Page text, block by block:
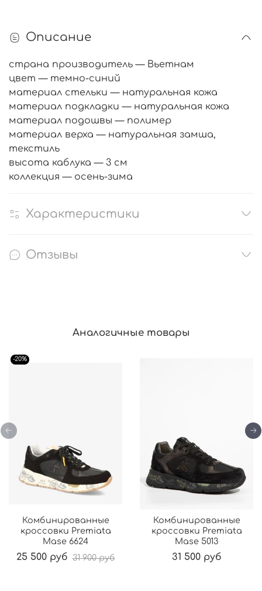
Описание
страна производитель — Вьетнам
цвет — темно-синий
материал стельки — натуральная кожа
материал подкладки — натуральная кожа
материал подошвы — полимер
материал верха — натуральная замша,
текстиль
высота каблука — 3 см
коллекция — осень-зима
Характеристики
Отзывы
Аналогичные товары
-20%
Комбинированные
кроссовки Premiata
Mase 6624
25 500 руб 31 900 руб
Комбинированные
кроссовки Premiata
Mase 5013
31 500 руб